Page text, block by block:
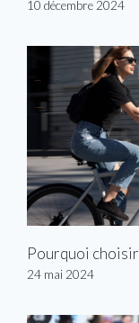
10 décembre 2024
Pourquoi
24 mai 2024